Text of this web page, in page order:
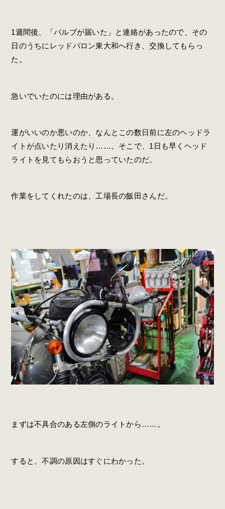
1週間後、「バルブが届いた」と連絡があったので、その
日のうちにレッドバロン東大和へ行き、交換してもらっ
た。
急いでいたのには理由がある。
運がいいのか悪いのか、なんとこの数日前に左のヘッドラ
イトが点いたり消えたり……。そこで、1日も早くヘッド
ライトを見てもらおうと思っていたのだ。
作業をしてくれたのは、工場長の飯田さんだ。
まずは不具合のある左側のライトから……。
すると、不調の原因はすぐにわかった。